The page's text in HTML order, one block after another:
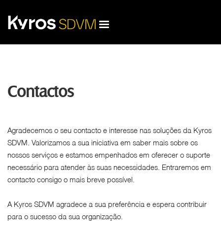
Contactos
Agradecemos o seu contacto e interesse nas soluções da Kyros
SDVM. Valorizamos a sua iniciativa em saber mais sobre os
nossos serviços e estamos empenhados em oferecer o suporte
necessário para atender às suas necessidades. Entraremos em
contacto consigo o mais breve possível.
A Kyros SDVM agradece a sua preferência e espera contribuir
para o sucesso da sua organização.